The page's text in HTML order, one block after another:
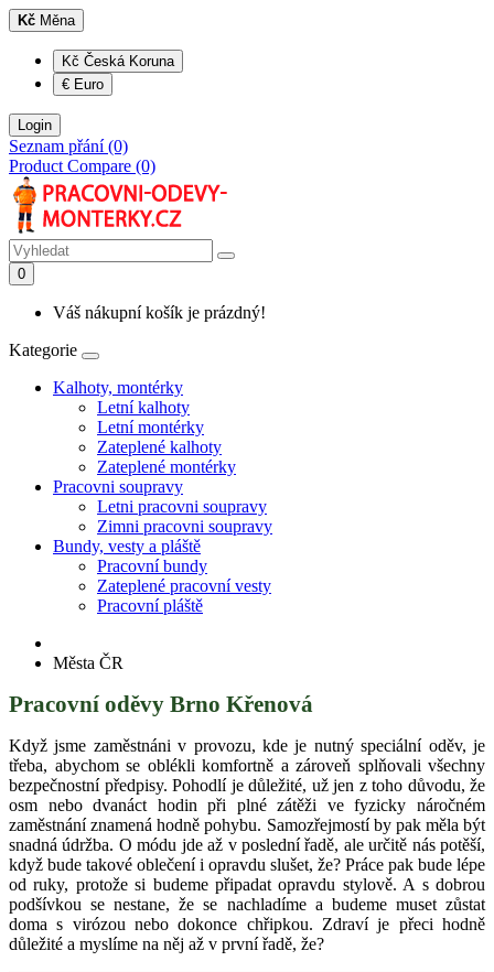
Kč Měna
Kč Česká Koruna
€ Euro
Login
Seznam přání (0)
Product Compare (0)
0
Váš nákupní košík je prázdný!
Kategorie
Kalhoty, montérky
Letní kalhoty
Letní montérky
Zateplené kalhoty
Zateplené montérky
Pracovni soupravy
Letni pracovni soupravy
Zimni pracovni soupravy
Bundy, vesty a pláště
Pracovní bundy
Zateplené pracovní vesty
Pracovní pláště
Města ČR
Pracovní oděvy Brno Křenová
Když jsme zaměstnáni v provozu, kde je nutný speciální oděv, je
třeba, abychom se oblékli komfortně a zároveň splňovali všechny
bezpečnostní předpisy. Pohodlí je důležité, už jen z toho důvodu, že
osm nebo dvanáct hodin při plné zátěži ve fyzicky náročném
zaměstnání znamená hodně pohybu. Samozřejmostí by pak měla být
snadná údržba. O módu jde až v poslední řadě, ale určitě nás potěší,
když bude takové oblečení i opravdu slušet, že? Práce pak bude lépe
od ruky, protože si budeme připadat opravdu stylově. A s dobrou
podšívkou se nestane, že se nachladíme a budeme muset zůstat
doma s virózou nebo dokonce chřipkou. Zdraví je přeci hodně
důležité a myslíme na něj až v první řadě, že?